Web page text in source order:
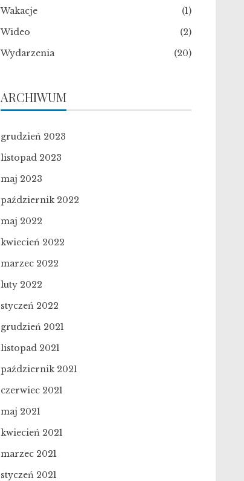
Wakacje
(1)
Wideo
(2)
Wydarzenia
(20)
ARCHIWUM
grudzień 2023
listopad 2023
maj 2023
październik 2022
maj 2022
kwiecień 2022
marzec 2022
luty 2022
styczeń 2022
grudzień 2021
listopad 2021
październik 2021
czerwiec 2021
maj 2021
kwiecień 2021
marzec 2021
styczeń 2021